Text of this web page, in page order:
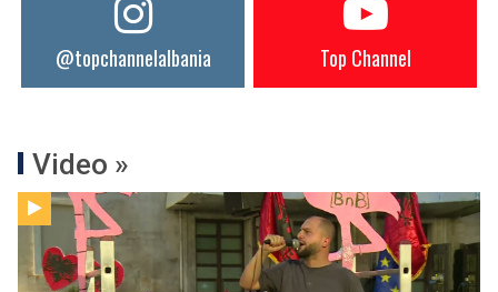
@topchannelalbania Top Channel
Video »